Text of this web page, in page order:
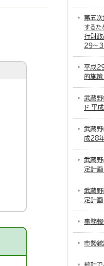
第五
する
行財
29～
平成
的施策
武蔵野
ド 平
武蔵
成28
武蔵
定計
武蔵
定計
事務
市勢